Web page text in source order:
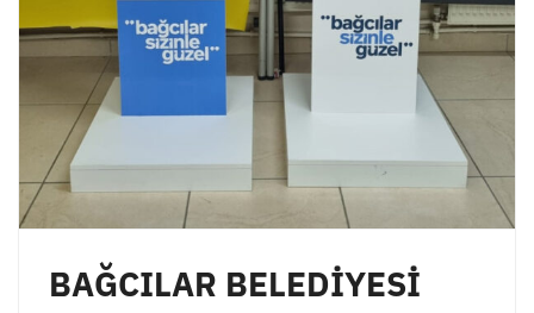
BAĞCILAR BELEDİYESİ